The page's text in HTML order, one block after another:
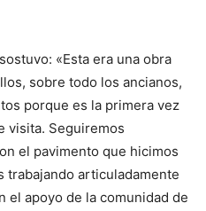
«Esta era una obra
sobre todo los ancianos,
porque es la primera vez
visita. Seguiremos
el pavimento que hicimos
trabajando articuladamente
el apoyo de la comunidad de